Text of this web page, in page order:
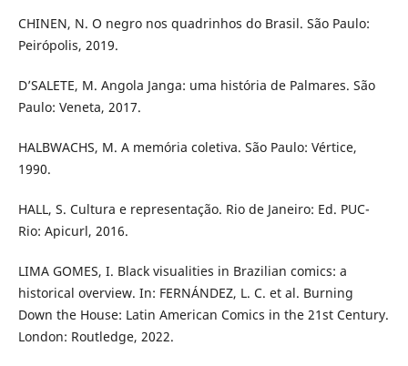
CHINEN, N. O negro nos quadrinhos do Brasil. São Paulo:
Peirópolis, 2019.
D’SALETE, M. Angola Janga: uma história de Palmares. São
Paulo: Veneta, 2017.
HALBWACHS, M. A memória coletiva. São Paulo: Vértice,
1990.
HALL, S. Cultura e representação. Rio de Janeiro: Ed. PUC-
Rio: Apicurl, 2016.
LIMA GOMES, I. Black visualities in Brazilian comics: a
historical overview. In: FERNÁNDEZ, L. C. et al. Burning
Down the House: Latin American Comics in the 21st Century.
London: Routledge, 2022.